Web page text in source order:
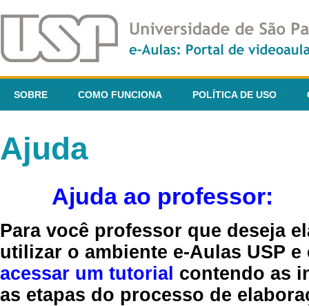
SOBRE COMO FUNCIONA POLÍTICA DE USO
Ajuda
Ajuda ao professor:
Para você professor que deseja
utilizar o ambiente e-Aulas USP
acessar um tutorial contendo as
as etapas do processo de